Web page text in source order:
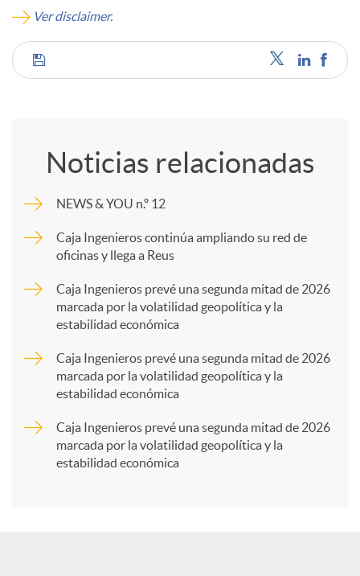
Ver disclaimer.
C
p
a
Noticias relacionadas
NEWS & YOU n.º 12
Caja Ingenieros continúa ampliando su red de
oficinas y llega a Reus
Caja Ingenieros prevé una segunda mitad de 2026
marcada por la volatilidad geopolítica y la
estabilidad económica
Caja Ingenieros prevé una segunda mitad de 2026
marcada por la volatilidad geopolítica y la
estabilidad económica
Caja Ingenieros prevé una segunda mitad de 2026
marcada por la volatilidad geopolítica y la
estabilidad económica